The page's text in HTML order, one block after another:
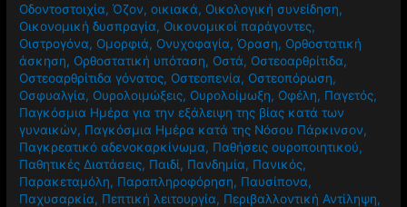
Οδοντοστοιχία,Όζον,οικιακά, Οικολογική συνείδηση,
Οικονομική δυσπραγία, Οικονομικοί παράγοντες,
Οιστρογόνα, Ομορφιά, Ονυχοφαγία,Όραση, Ορθοστατική
άσκηση, Ορθοστατική υπόταση, Οστά, Οστεοαρθρίτιδα,
Οστεοαρθρίτιδα γόνατος, Οστεοπενία, Οστεοπόρωση,
Οσφυαλγία, Ουρολοιμώξεις, Ουρολοίμωξη, Οφέλη, Παγετός,
Παγκόσμια Ημέρα για την εξάλειψη της βίας κατά των
γυναικών, Παγκόσμια Ημέρα κατά της Νόσου Πάρκινσον,
Παγκρεατικό αδενοκαρκίνωμα, Παθήσεις ουροποιητικού,
Παθητικές Διατάσεις, Παιδί, Πανδημία, Πανικός,
Παρακεταμόλη, Παραπληροφόρηση, Παυσίπονα,
Παχυσαρκία, Πεπτική λειτουργία, Περιβαλλοντική Αντίληψη,